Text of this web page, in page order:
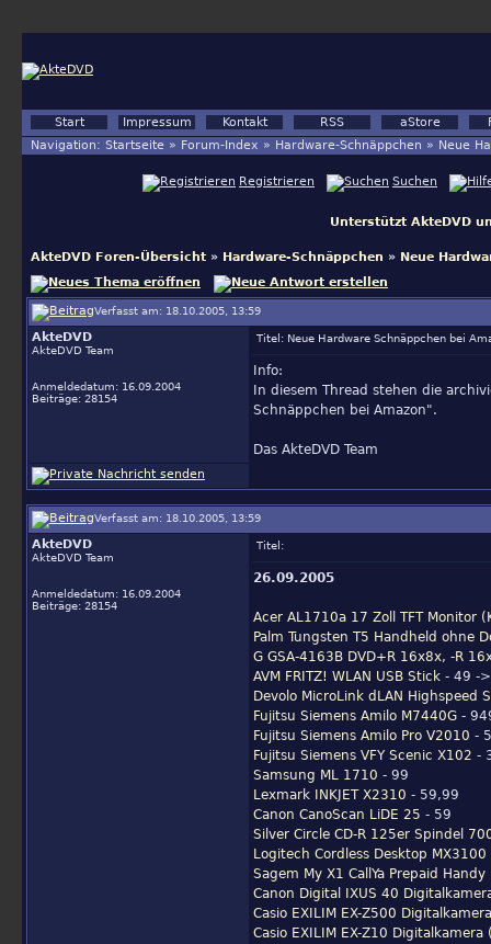
Start Impressum Kontakt RSS aStore
Navigation: Startseite » Forum-Index » Hardware-Schnäppchen » Neue
Registrieren Suchen
Unterstützt AkteDVD
AkteDVD Foren-Übersicht » Hardware-Schnäppchen » Neue
Verfasst am: 18.10.2005, 13:59
AkteDVD
AkteDVD Team
Anmeldedatum: 16.09.2004
Beiträge: 28154
Titel: Neue Hardware Schnäppchen bei
Info:
In diesem Thread stehen die
Schnäppchen bei Amazon".
Das AkteDVD Team
Verfasst am: 18.10.2005, 13:59
AkteDVD
AkteDVD Team
Anmeldedatum: 16.09.2004
Beiträge: 28154
Titel:
26.09.2005
Acer AL1710a 17 Zoll TFT Monitor
Palm Tungsten T5 Handheld ohne
G GSA-4163B DVD+R 16x8x, -R
AVM FRITZ! WLAN USB Stick - 49 -
Devolo MicroLink dLAN Highspeed
Fujitsu Siemens Amilo M7440G -
Fujitsu Siemens Amilo Pro V2010 -
Fujitsu Siemens VFY Scenic X102 -
Samsung ML 1710 - 99
Lexmark INKJET X2310 - 59,99
Canon CanoScan LiDE 25 - 59
Silver Circle CD-R 125er Spindel
Logitech Cordless Desktop
Sagem My X1 CallYa Prepaid
Canon Digital IXUS 40
Casio EXILIM EX-Z500
Casio EXILIM EX-Z10 Digitalkamera